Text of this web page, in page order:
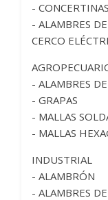
-
- ALAMBRES
CERCO
- ALAMBRES
- GRAPAS
- MALLAS
- MALLAS
INDUSTRIAL
- ALAMBRÓN
- ALAMBRES